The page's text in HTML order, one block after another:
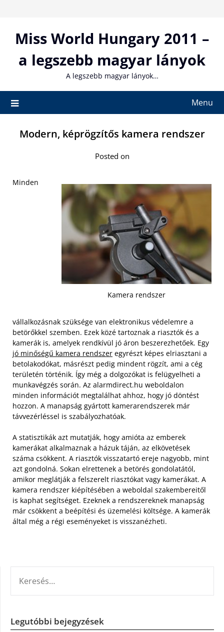
contentMiss World Hungary 2011 –
a legszebb magyar lányok
A legszebb magyar lányok…
Menu
Modern, képrögzítős kamera rendszer
Posted on
Kamera rendszer
Minden
vállalkozásnak szüksége van elektronikus védelemre a
betörőkkel szemben. Ezek közé tartoznak a riasztók és a
kamerák is, amelyek rendkívül jó áron beszerezhetőek. Egy
jó minőségű kamera rendszer egyrészt képes elriasztani a
betolakodókat, másrészt pedig mindent rögzít, ami a cég
területén történik. Így még a dolgozókat is felügyelheti a
munkavégzés során. Az alarmdirect.hu weboldalon
minden információt megtalálhat ahhoz, hogy jó döntést
hozzon. A manapság gyártott kamerarendszerek már
távvezérléssel is szabályozhatóak.
A statisztikák azt mutatják, hogy amióta az emberek
kamerákat alkalmaznak a házuk táján, az elkövetések
száma csökkent. A riasztók visszatartó ereje nagyobb, mint
azt gondolná. Sokan elrettenek a betörés gondolatától,
amikor meglátják a felszerelt riasztókat vagy kamerákat. A
kamera rendszer kiépítésében a weboldal szakembereitől
is kaphat segítséget. Ezeknek a rendszereknek manapság
már csökkent a beépítési és üzemelési költsége. A kamerák
által még a régi eseményeket is visszanézheti.
Legutóbbi bejegyzések